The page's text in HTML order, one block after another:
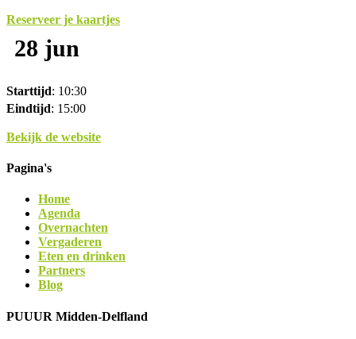
Reserveer je kaartjes
28 jun
Starttijd: 10:30
Eindtijd: 15:00
Bekijk de website
Pagina's
Home
Agenda
Overnachten
Vergaderen
Eten en drinken
Partners
Blog
PUUUR Midden-Delfland